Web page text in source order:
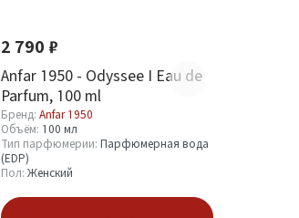
2 790 ₽
Anfar 1950 - Odyssee I Eau de
Parfum, 100 ml
Бренд: Anfar 1950
Объём: 100 мл
Тип парфюмерии: Парфюмерная вода
(EDP)
Пол: Женский